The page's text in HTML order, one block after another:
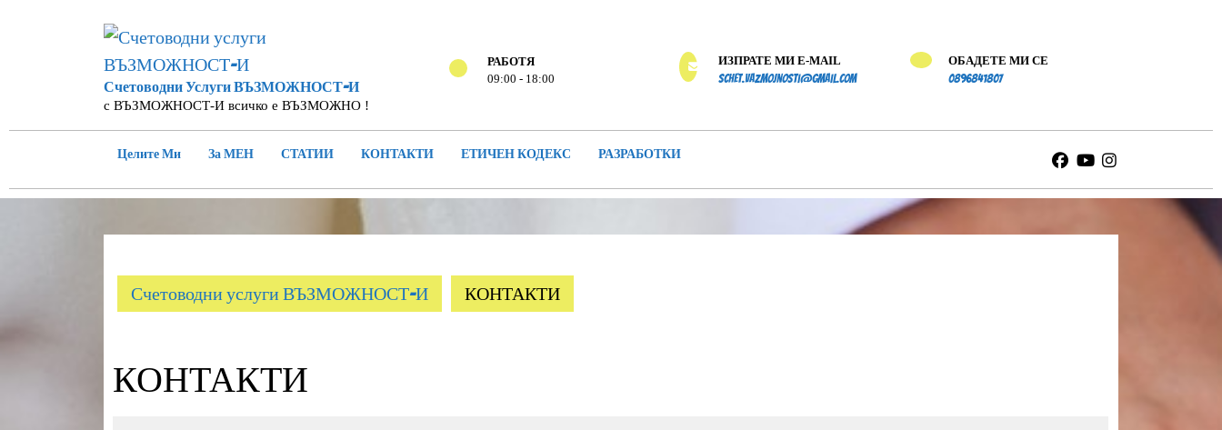
Счетоводни Услуги ВЪЗМОЖНОСТ-И
с ВЪЗМОЖНОСТ-И всичко е ВЪЗМОЖНО !
РАБОТЯ
09:00 - 18:00
ИЗПРАТЕ МИ E-MAIL
schet.vazmojnosti@gmail.comschet.vazmojnosti@gmail.com
ОБАДЕТЕ МИ СЕ
08968418070896841807
Целите Ми За МЕН СТАТИИ КОНТАКТИ ЕТИЧЕН КОДЕКС РАЗРАБОТКИ Facebook
YoutubeInstagram
Счетоводни услуги ВЪЗМОЖНОСТ-И КОНТАКТИ
КОНТАКТИ